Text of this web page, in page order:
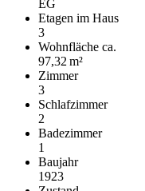
EG
Etagen im Haus
3
Wohnfläche ca.
97,32 m²
Zimmer
3
Schlafzimmer
2
Badezimmer
1
Baujahr
1923